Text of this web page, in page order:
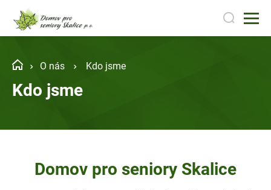
O nás Kdo jsme
Kdo jsme
Domov pro seniory Skalice